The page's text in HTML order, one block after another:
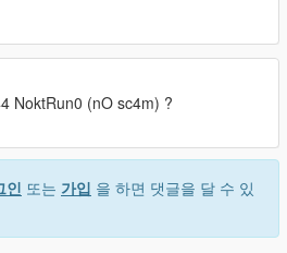
NoktRun0 (nO sc4m) ?
인 또는 가입 을 하면 댓글을 달 수 있